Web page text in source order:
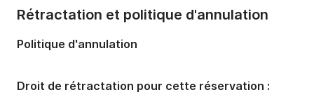
Largeur:
Tirant d'eau:
2.07m
Rétractation et politique d'annulation
Politique d'annulation
Droit de rétractation pour cette réservation :